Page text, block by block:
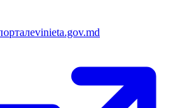
evinieta.gov.md